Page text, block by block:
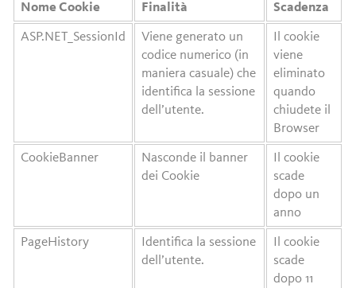
Nome Cookie Finalità Scadenza
ASP.NET_SessionId
Viene generato un
codice numerico (in
maniera casuale) che
identifica la sessione
dell’utente.
Il cookie
viene
eliminato
quando
chiudete il
Browser
CookieBanner
Nasconde il banner
dei Cookie
Il cookie
scade
dopo un
anno
PageHistory
Identifica la sessione
dell’utente.
Il cookie
scade
dopo 11